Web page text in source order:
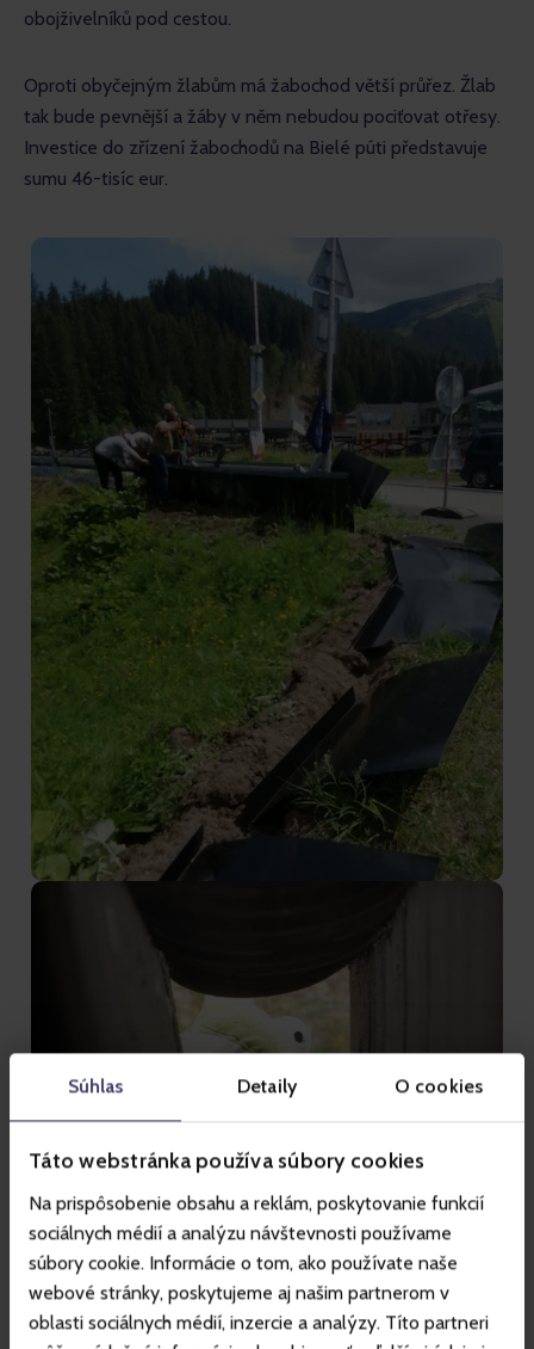
Súhlas Detaily O cookies
Táto webstránka používa súbory cookies
Na prispôsobenie obsahu a reklám, poskytovanie funkcií
sociálnych médií a analýzu návštevnosti používame
súbory cookie. Informácie o tom, ako používate naše
webové stránky, poskytujeme aj našim partnerom v
oblasti sociálnych médií, inzercie a analýzy. Títo partneri
obojživelníků pod cestou.
Oproti obyčejným žlabům má žabochod větší průřez. Žlab
tak bude pevnější a žáby v něm nebudou pociťovat otřesy.
Investice do zřízení žabochodů na Bielé púti představuje
sumu 46-tisíc eur.